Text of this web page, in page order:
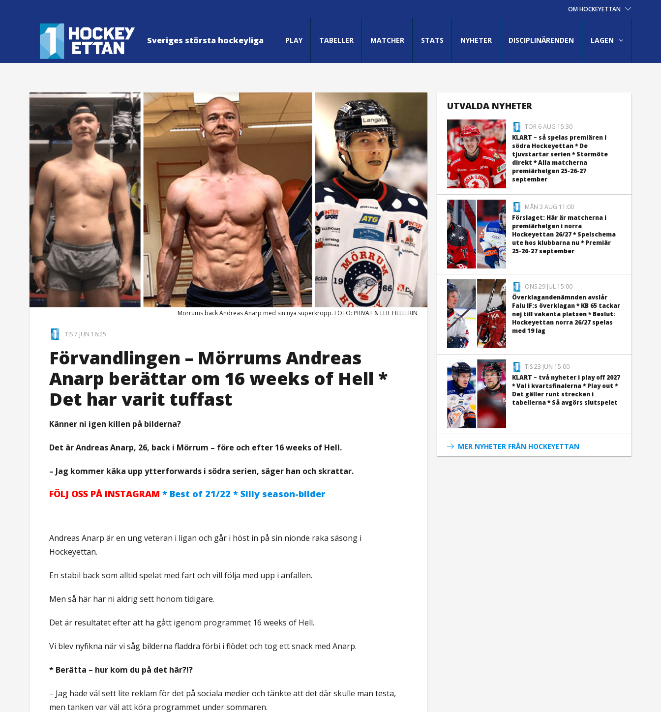
OM HOCKEYETTAN
Sveriges största hockeyliga PLAY TABELLER MATCHER STATS NYHETER DISCIPLINÄRENDEN LAGEN
Mörrums back Andreas Anarp med sin nya superkropp. FOTO: PRIVAT & LEIF HELLERIN
TIS 7 JUN 16:25
Förvandlingen – Mörrums Andreas
Anarp berättar om 16 weeks of Hell *
Det har varit tuffast
Känner ni igen killen på bilderna?
Det är Andreas Anarp, 26, back i Mörrum – före och efter 16 weeks of Hell.
– Jag kommer käka upp ytterforwards i södra serien, säger han och skrattar.
FÖLJ OSS PÅ INSTAGRAM * Best of 21/22 * Silly season-bilder
Andreas Anarp är en ung veteran i ligan och går i höst in på sin nionde raka säsong i
Hockeyettan.
En stabil back som alltid spelat med fart och vill följa med upp i anfallen.
Men så här har ni aldrig sett honom tidigare.
Det är resultatet efter att ha gått igenom programmet 16 weeks of Hell.
Vi blev nyfikna när vi såg bilderna fladdra förbi i flödet och tog ett snack med Anarp.
* Berätta – hur kom du på det här?!?
– Jag hade väl sett lite reklam för det på sociala medier och tänkte att det där skulle man testa,
men tanken var väl att köra programmet under sommaren.
UTVALDA NYHETER
TOR 6 AUG 15:30
KLART – så spelas premiären i
södra Hockeyettan * De
tjuvstartar serien * Stormöte
direkt * Alla matcherna
premiärhelgen 25-26-27
september
MÅN 3 AUG 11:00
Förslaget: Här är matcherna i
premiärhelgen i norra
Hockeyettan 26/27 * Spelschema
ute hos klubbarna nu * Premiär
25-26-27 september
ONS 29 JUL 15:00
Överklagandenämnden avslår
Falu IF:s överklagan * KB 65 tackar
nej till vakanta platsen * Beslut:
Hockeyettan norra 26/27 spelas
med 19 lag
TIS 23 JUN 15:00
KLART – två nyheter i play off 2027
* Val i kvartsfinalerna * Play out *
Det gäller runt strecken i
tabellerna * Så avgörs slutspelet
MER NYHETER FRÅN HOCKEYETTAN